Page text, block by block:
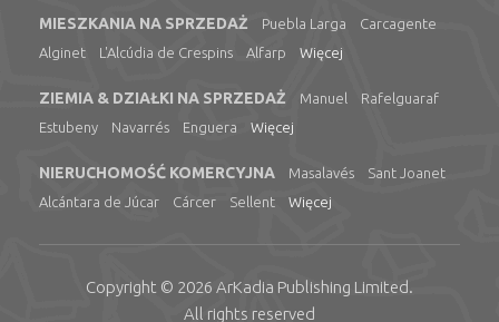
MIESZKANIA NA SPRZEDAŻ Puebla Larga
Carcagente
Alginet
L'Alcúdia de Crespins Alfarp Więcej
ZIEMIA & DZIAŁKI NA SPRZEDAŻ Manuel
Rafelguaraf
Estubeny
Navarrés Enguera Więcej
NIERUCHOMOŚĆ KOMERCYJNA Masalavés
Sant Joanet
Alcántara de Júcar
Cárcer Sellent Więcej
Copyright © 2026 ArKadia Publishing Limited.
All rights reserved